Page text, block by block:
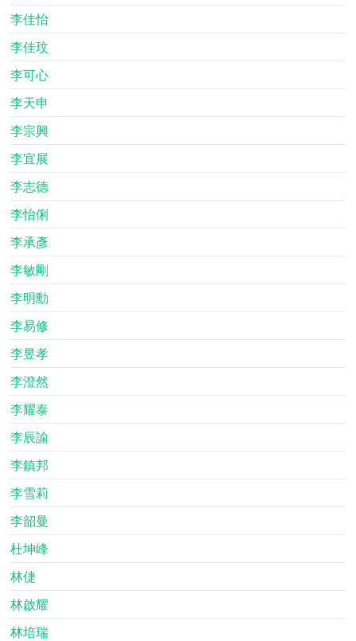
李佳怡
李佳玟
李可心
李天申
李宗興
李宜展
李志德
李怡俐
李承彥
李敏剛
李明勳
李易修
李昱孝
李澄然
李耀泰
李辰諭
李鎮邦
李雪莉
李韶曼
杜坤峰
林倢
林啟耀
林培瑞